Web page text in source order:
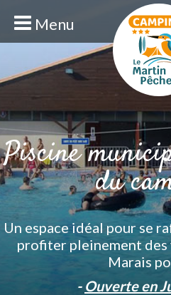
Menu
Piscine
du
Un espace idéal pour se
profiter pleinement des
Marais
- Ouverte en